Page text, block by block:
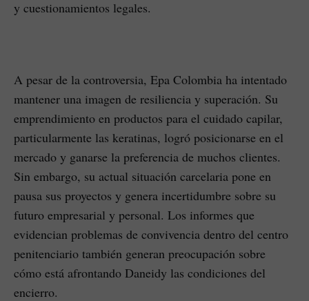
y cuestionamientos legales.
A pesar de la controversia, Epa Colombia ha intentado
mantener una imagen de resiliencia y superación. Su
emprendimiento en productos para el cuidado capilar,
particularmente las keratinas, logró posicionarse en el
mercado y ganarse la preferencia de muchos clientes.
Sin embargo, su actual situación carcelaria pone en
pausa sus proyectos y genera incertidumbre sobre su
futuro empresarial y personal. Los informes que
evidencian problemas de convivencia dentro del centro
penitenciario también generan preocupación sobre
cómo está afrontando Daneidy las condiciones del
encierro.